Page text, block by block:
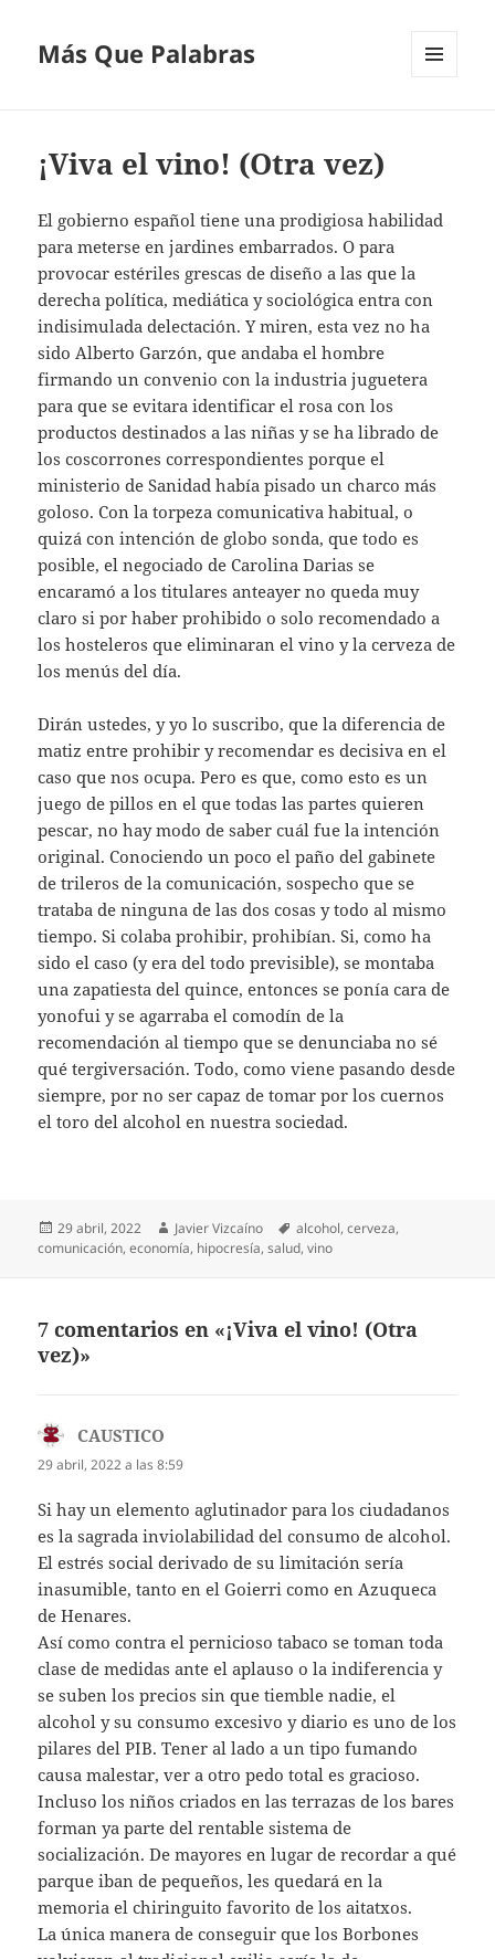
Más Que Palabras
¡Viva el vino! (Otra vez)
El gobierno español tiene una prodigiosa habilidad
para meterse en jardines embarrados. O para
provocar estériles grescas de diseño a las que la
derecha política, mediática y sociológica entra con
indisimulada delectación. Y miren, esta vez no ha
sido Alberto Garzón, que andaba el hombre
firmando un convenio con la industria juguetera
para que se evitara identificar el rosa con los
productos destinados a las niñas y se ha librado de
los coscorrones correspondientes porque el
ministerio de Sanidad había pisado un charco más
goloso. Con la torpeza comunicativa habitual, o
quizá con intención de globo sonda, que todo es
posible, el negociado de Carolina Darias se
encaramó a los titulares anteayer no queda muy
claro si por haber prohibido o solo recomendado a
los hosteleros que eliminaran el vino y la cerveza de
los menús del día.
Dirán ustedes, y yo lo suscribo, que la diferencia de
matiz entre prohibir y recomendar es decisiva en el
caso que nos ocupa. Pero es que, como esto es un
juego de pillos en el que todas las partes quieren
pescar, no hay modo de saber cuál fue la intención
original. Conociendo un poco el paño del gabinete
de trileros de la comunicación, sospecho que se
trataba de ninguna de las dos cosas y todo al mismo
tiempo. Si colaba prohibir, prohibían. Si, como ha
sido el caso (y era del todo previsible), se montaba
una zapatiesta del quince, entonces se ponía cara de
yonofui y se agarraba el comodín de la
recomendación al tiempo que se denunciaba no sé
qué tergiversación. Todo, como viene pasando desde
siempre, por no ser capaz de tomar por los cuernos
el toro del alcohol en nuestra sociedad.
Publicado
el
29 abril, 2022 Autor
Javier Vizcaíno Etiquetas
alcohol,cerveza,
comunicación,economía, hipocresía,salud,vino
7 comentarios en «¡Viva el vino! (Otra
vez)»
CAUSTICO
29 abril, 2022 a las 8:59
Si hay un elemento aglutinador para los ciudadanos
es la sagrada inviolabilidad del consumo de alcohol.
El estrés social derivado de su limitación sería
inasumible, tanto en el Goierri como en Azuqueca
de Henares.
Así como contra el pernicioso tabaco se toman toda
clase de medidas ante el aplauso o la indiferencia y
se suben los precios sin que tiemble nadie, el
alcohol y su consumo excesivo y diario es uno de los
pilares del PIB. Tener al lado a un tipo fumando
causa malestar, ver a otro pedo total es gracioso.
Incluso los niños criados en las terrazas de los bares
forman ya parte del rentable sistema de
socialización. De mayores en lugar de recordar a qué
parque iban de pequeños, les quedará en la
memoria el chiringuito favorito de los aitatxos.
La única manera de conseguir que los Borbones